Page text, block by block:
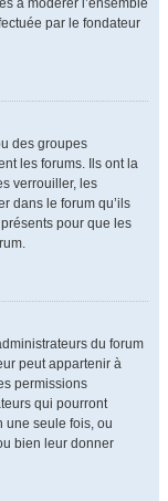
à modérer l’ensemble
par le fondateur
des groupes
les forums. Ils ont la
verrouiller, les
dans le forum qu’ils
pour que les
du forum
peut appartenir à
permissions
qui pourront
une seule fois, ou
bien leur donner